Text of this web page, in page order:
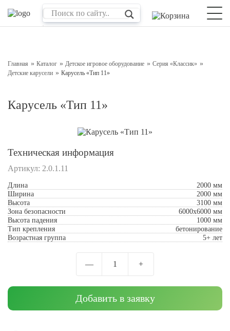
Главная Каталог Детское игровое оборудование
Серия «Классик»
Детские карусели
Карусель «Тип 11»
Карусель «Тип 11»
Техническая информация
Артикул: 2.0.1.11
Длина
2000 мм
Ширина
2000 мм
Высота
3100 мм
Зона безопасности
6000x6000 мм
Высота падения
1000 мм
Тип крепления
бетонирование
Возрастная группа
5+ лет
— 1 +
Добавить в заявку
Оставьте заявку на консультацию
Подтверждаю свое согласие с
персональных данных
Отправить